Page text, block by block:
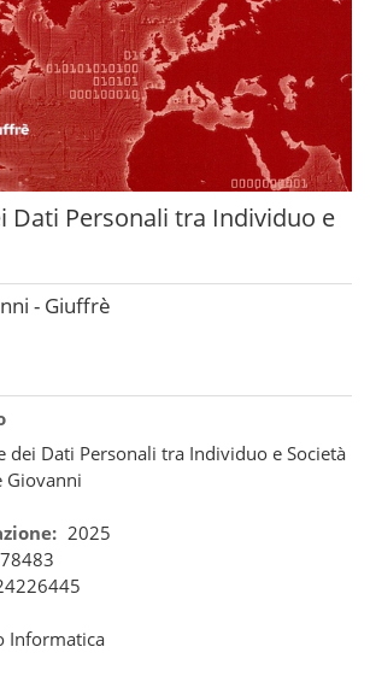
Dati Personali tra Individuo e
- Giuffrè
dei Dati Personali tra Individuo e Società
Giovanni
2025
Informatica